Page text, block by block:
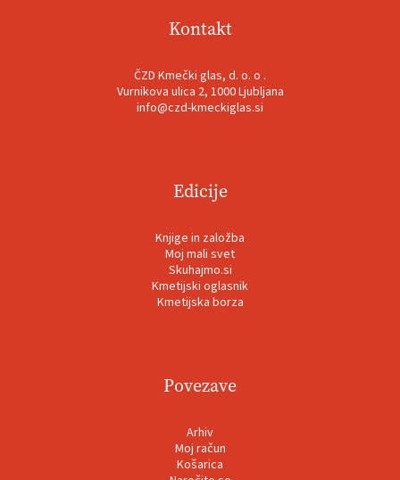
Kontakt
ČZD Kmečki glas, d. o. o .
Vurnikova ulica 2, 1000 Ljubljana
info@czd-kmeckiglas.si
Edicije
Knjige in založba
Moj mali svet
Skuhajmo.si
Kmetijski oglasnik
Kmetijska borza
Povezave
Arhiv
Moj račun
Košarica